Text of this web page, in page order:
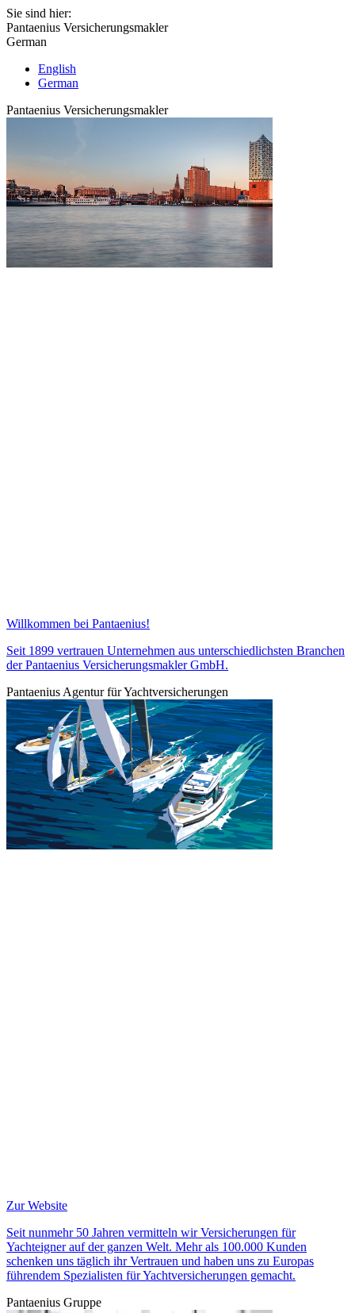
Sie sind hier:
Pantaenius Versicherungsmakler
German
English
German
Pantaenius Versicherungsmakler
Willkommen bei Pantaenius!
Seit 1899 vertrauen Unternehmen aus unterschiedlichsten Branchen
der Pantaenius Versicherungsmakler GmbH.
Pantaenius Agentur für Yachtversicherungen
Zur Website
Seit nunmehr 50 Jahren vermitteln wir Versicherungen für
Yachteigner auf der ganzen Welt. Mehr als 100.000 Kunden
schenken uns täglich ihr Vertrauen und haben uns zu Europas
führendem Spezialisten für Yachtversicherungen gemacht.
Pantaenius Gruppe